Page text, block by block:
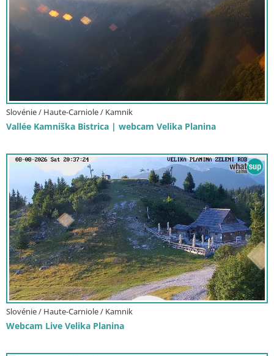
Slovénie / Haute-Carniole / Kamnik
Vallée Kamniška Bistrica | webcam Velika Planina
Slovénie / Haute-Carniole / Kamnik
Webcam Live Velika Planina